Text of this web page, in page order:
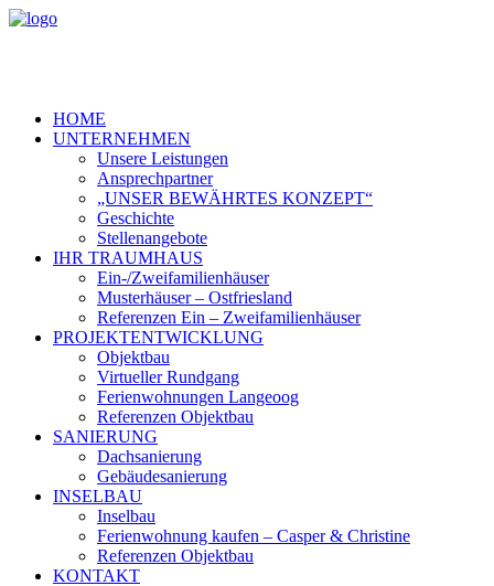
HOME
UNTERNEHMEN
Unsere Leistungen
Ansprechpartner
„UNSER BEWÄHRTES KONZEPT“
Geschichte
Stellenangebote
IHR TRAUMHAUS
Ein-/Zweifamilienhäuser
Musterhäuser – Ostfriesland
Referenzen Ein – Zweifamilienhäuser
PROJEKTENTWICKLUNG
Objektbau
Virtueller Rundgang
Ferienwohnungen Langeoog
Referenzen Objektbau
SANIERUNG
Dachsanierung
Gebäudesanierung
INSELBAU
Inselbau
Ferienwohnung kaufen – Casper & Christine
Referenzen Objektbau
KONTAKT